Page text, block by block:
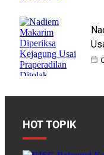
HOT TOPIK